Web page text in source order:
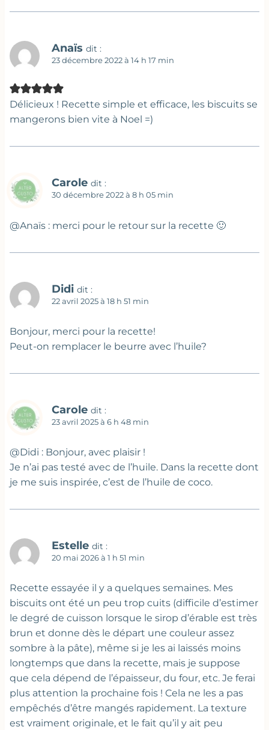
Anaïs dit :
23 décembre 2022 à 14 h 17 min
Délicieux ! Recette simple et efficace, les biscuits se
mangerons bien vite à Noel =)
Carole dit :
30 décembre 2022 à 8 h 05 min
@Anaïs : merci pour le retour sur la recette 🙂
Didi dit :
22 avril 2025 à 18 h 51 min
Bonjour, merci pour la recette!
Peut-on remplacer le beurre avec l’huile?
Carole dit :
23 avril 2025 à 6 h 48 min
@Didi : Bonjour, avec plaisir !
Je n’ai pas testé avec de l’huile. Dans la recette dont
je me suis inspirée, c’est de l’huile de coco.
Estelle dit :
20 mai 2026 à 1 h 51 min
Recette essayée il y a quelques semaines. Mes
biscuits ont été un peu trop cuits (difficile d’estimer
le degré de cuisson lorsque le sirop d’érable est très
brun et donne dès le départ une couleur assez
sombre à la pâte), même si je les ai laissés moins
longtemps que dans la recette, mais je suppose
que cela dépend de l’épaisseur, du four, etc. Je ferai
plus attention la prochaine fois ! Cela ne les a pas
empêchés d’être mangés rapidement. La texture
est vraiment originale, et le fait qu’il y ait peu